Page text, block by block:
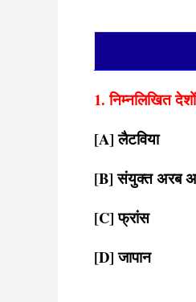
1. निम्नलिखित
[A] लैटविया
[B] संयुक्त अरब
[C] फ्रांस
[D] जापान